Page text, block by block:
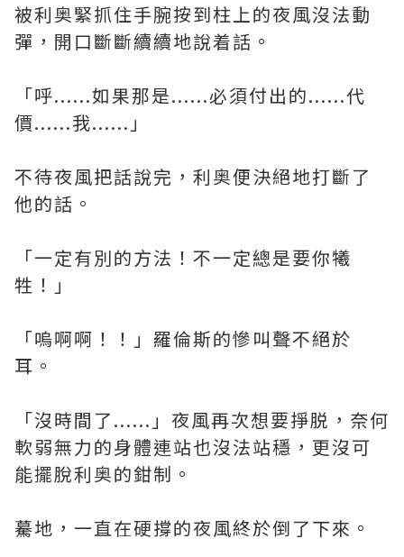
被利奥緊抓住手腕按到柱上的夜風沒法動
彈，開口斷斷續續地說着話。
「呼......如果那是......必須付出的......代
價......我......」
不待夜風把話說完，利奥便決絕地打斷了
他的話。
「一定有別的方法！不一定總是要你犧
牲！」
「嗚啊啊！！」羅倫斯的慘叫聲不絕於
耳。
「沒時間了......」夜風再次想要掙脱，奈何
軟弱無力的身體連站也沒法站穩，更沒可
能擺脫利奥的鉗制。
驀地，一直在硬撐的夜風終於倒了下來。